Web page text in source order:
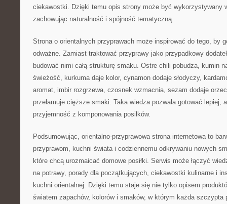
ciekawostki. Dzięki temu opis strony może być wykorzystywany
zachowując naturalność i spójność tematyczną.
Strona o orientalnych przyprawach może inspirować do tego, by
odważne. Zamiast traktować przyprawy jako przypadkowy
budować nimi całą strukturę smaku. Ostre chili pobudza, kumin
świeżość, kurkuma daje kolor, cynamon dodaje słodyczy,
aromat, imbir rozgrzewa, czosnek wzmacnia, sezam dodaje
przełamuje cięższe smaki. Taka wiedza pozwala gotować lepiej,
przyjemność z komponowania posiłków.
Podsumowując, orientalno-przyprawowa strona internetowa to
przyprawom, kuchni świata i codziennemu odkrywaniu nowych
które chcą urozmaicać domowe posiłki. Serwis może łączyć
na potrawy, porady dla początkujących, ciekawostki kulinarne i
kuchni orientalnej. Dzięki temu staje się nie tylko opisem
światem zapachów, kolorów i smaków, w którym każda szczypta